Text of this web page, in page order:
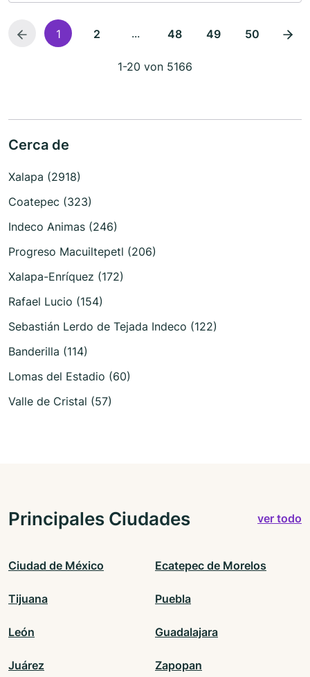
1 2 ... 48 49 50
1-20 von 5166
Cerca de
Xalapa (2918)
Coatepec (323)
Indeco Animas (246)
Progreso Macuiltepetl (206)
Xalapa-Enríquez (172)
Rafael Lucio (154)
Sebastián Lerdo de Tejada Indeco (122)
Banderilla (114)
Lomas del Estadio (60)
Valle de Cristal (57)
Principales Ciudades ver todo
Ciudad de México Ecatepec de Morelos
Tijuana Puebla
León Guadalajara
Juárez Zapopan